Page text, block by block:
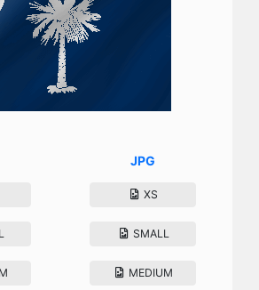
JPG
XS
SMALL
MEDIUM